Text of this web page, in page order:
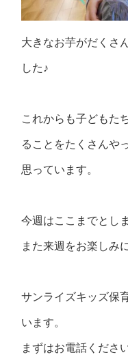
大きなお芋がだくさ
した♪
これからも子どもた
ることをたくさんや
思っています。
今週はここまでとし
また来週をお楽しみ
サンライズキッズ保
います。
まずはお電話くださ